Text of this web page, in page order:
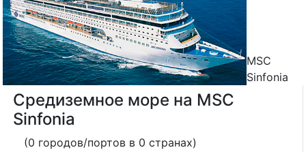
MSC
Sinfonia
Средиземное море на MSC
Sinfonia
(0 городов/портов в 0 странах)